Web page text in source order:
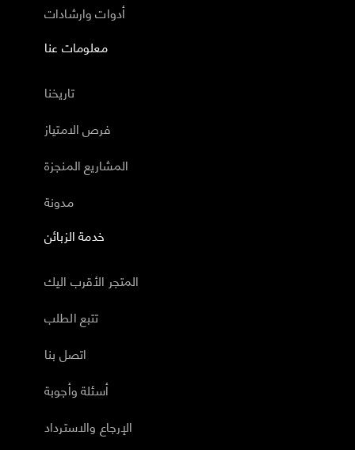
أدوات وارشادات
معلومات عنا
تاريخنا
فرص الامتياز
المشاريع المنجزة
مدونة
خدمة الزبائن
المتجر الأقرب اليك
تتبع الطلب
اتصل بنا
أسئلة وأجوبة
الإرجاع والاسترداد